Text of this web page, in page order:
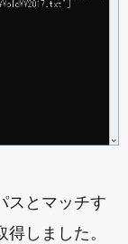
スとマッチす
しました。